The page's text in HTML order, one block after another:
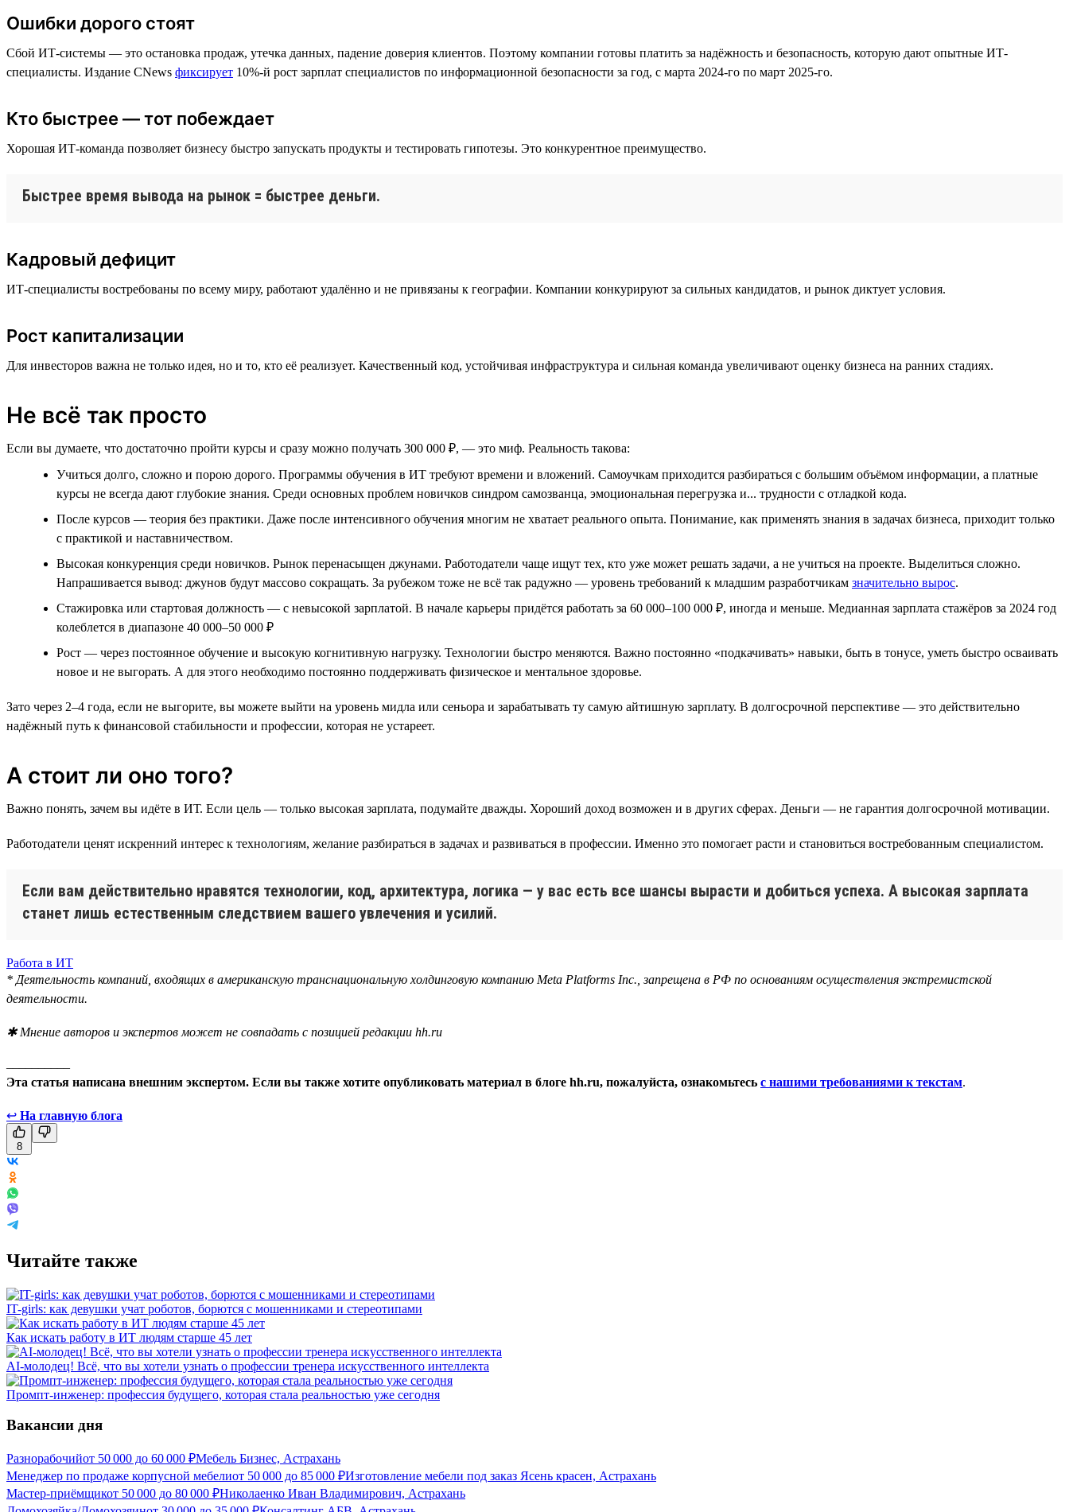
Ошибки дорого стоят
Сбой ИТ-системы — это остановка продаж, утечка данных, падение доверия клиентов. Поэтому компании готовы платить за надёжность и безопасность, которую дают опытные ИТ-
специалисты. Издание CNews фиксирует 10%-й рост зарплат специалистов по информационной безопасности за год, с марта 2024-го по март 2025-го.
Кто быстрее — тот побеждает
Хорошая ИТ-команда позволяет бизнесу быстро запускать продукты и тестировать гипотезы. Это конкурентное преимущество.
Быстрее время вывода на рынок = быстрее деньги.
Кадровый дефицит
ИТ-специалисты востребованы по всему миру, работают удалённо и не привязаны к географии. Компании конкурируют за сильных кандидатов, и рынок диктует условия.
Рост капитализации
Для инвесторов важна не только идея, но и то, кто её реализует. Качественный код, устойчивая инфраструктура и сильная команда увеличивают оценку бизнеса на ранних стадиях.
Не всё так просто
Если вы думаете, что достаточно пройти курсы и сразу можно получать 300 000 ₽, — это миф. Реальность такова:
Учиться долго, сложно и порою дорого. Программы обучения в ИТ требуют времени и вложений. Самоучкам приходится разбираться с большим объёмом информации, а платные
курсы не всегда дают глубокие знания. Среди основных проблем новичков синдром самозванца, эмоциональная перегрузка и... трудности с отладкой кода.
После курсов — теория без практики. Даже после интенсивного обучения многим не хватает реального опыта. Понимание, как применять знания в задачах бизнеса, приходит только
с практикой и наставничеством.
Высокая конкуренция среди новичков. Рынок перенасыщен джунами. Работодатели чаще ищут тех, кто уже может решать задачи, а не учиться на проекте. Выделиться сложно.
Напрашивается вывод: джунов будут массово сокращать. За рубежом тоже не всё так радужно — уровень требований к младшим разработчикам значительно вырос.
Стажировка или стартовая должность — с невысокой зарплатой. В начале карьеры придётся работать за 60 000–100 000 ₽, иногда и меньше. Медианная зарплата стажёров за 2024 год
колеблется в диапазоне 40 000–50 000 ₽
Рост — через постоянное обучение и высокую когнитивную нагрузку. Технологии быстро меняются. Важно постоянно «подкачивать» навыки, быть в тонусе, уметь быстро осваивать
новое и не выгорать. А для этого необходимо постоянно поддерживать физическое и ментальное здоровье.
Зато через 2–4 года, если не выгорите, вы можете выйти на уровень мидла или сеньора и зарабатывать ту самую айтишную зарплату. В долгосрочной перспективе — это действительно
надёжный путь к финансовой стабильности и профессии, которая не устареет.
А стоит ли оно того?
Важно понять, зачем вы идёте в ИТ. Если цель — только высокая зарплата, подумайте дважды. Хороший доход возможен и в других сферах. Деньги — не гарантия долгосрочной мотивации.
Работодатели ценят искренний интерес к технологиям, желание разбираться в задачах и развиваться в профессии. Именно это помогает расти и становиться востребованным специалистом.
Если вам действительно нравятся технологии, код, архитектура, логика — у вас есть все шансы вырасти и добиться успеха. А высокая зарплата
станет лишь естественным следствием вашего увлечения и усилий.
Работа в ИТ
* Деятельность компаний, входящих в американскую транснациональную холдинговую компанию Meta Platforms Inc., запрещена в РФ по основаниям осуществления экстремистской
деятельности.
✱ Мнение авторов и экспертов может не совпадать с позицией редакции hh.ru
Эта статья написана внешним экспертом. Если вы также хотите опубликовать материал в блоге hh.ru, пожалуйста, ознакомьтесь с нашими требованиями к текстам.
↩ На главную блога
8
Читайте также
IT-girls: как девушки учат роботов, борются с мошенниками и стереотипами
Как искать работу в ИТ людям старше 45 лет
AI-молодец! Всё, что вы хотели узнать о профессии тренера искусственного интеллекта
Промпт-инженер: профессия будущего, которая стала реальностью уже сегодня
Вакансии дня
Разнорабочийот 50 000 до 60 000 ₽Мебель Бизнес, Астрахань
Менеджер по продаже корпусной мебелиот 50 000 до 85 000 ₽Изготовление мебели под заказ Ясень красен, Астрахань
Мастер-приёмщикот 50 000 до 80 000 ₽Николаенко Иван Владимирович, Астрахань